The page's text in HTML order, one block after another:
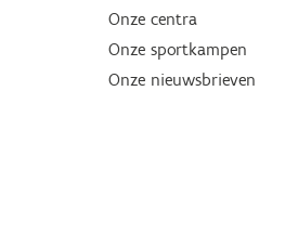
Onze centra
Onze sportkampen
Onze nieuwsbrieven